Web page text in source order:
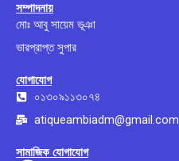
সম্পাদনায়
মোঃ আবু সায়েম ভূঞা
ভারপ্রাপ্ত সুপার
যোগাযোগ
০১৩০৯১১৩০৭৪
atiqueambiadm@gmail.com
সামাজিক যোগাযোগ